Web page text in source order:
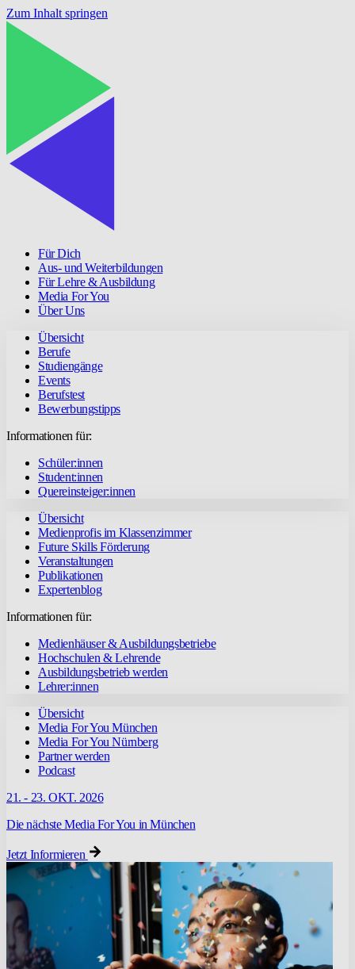
Zum Inhalt springen
Für Dich
Aus- und Weiterbildungen
Für Lehre & Ausbildung
Media For You
Über Uns
Übersicht
Berufe
Studiengänge
Events
Berufstest
Bewerbungstipps
Informationen für:
Schüler:innen
Student:innen
Quereinsteiger:innen
Übersicht
Medienprofis im Klassenzimmer
Future Skills Förderung
Veranstaltungen
Publikationen
Expertenblog
Informationen für:
Medienhäuser & Ausbildungsbetriebe
Hochschulen & Lehrende
Ausbildungsbetrieb werden
Lehrer:innen
Übersicht
Media For You München
Media For You Nürnberg
Partner werden
Podcast
21. - 23. OKT. 2026
Die nächste Media For You in München
Jetzt Informieren